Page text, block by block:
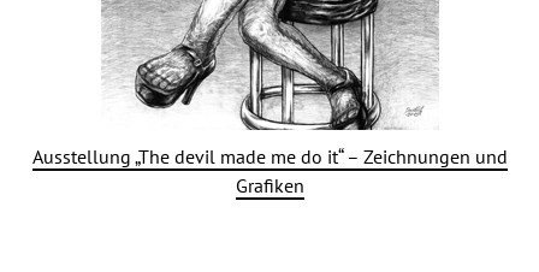
Ausstellung „The devil made me do it“ – Zeichnungen und
Grafiken